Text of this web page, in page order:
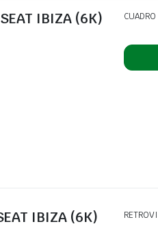
IBIZA (6K)
IBIZA (6K)